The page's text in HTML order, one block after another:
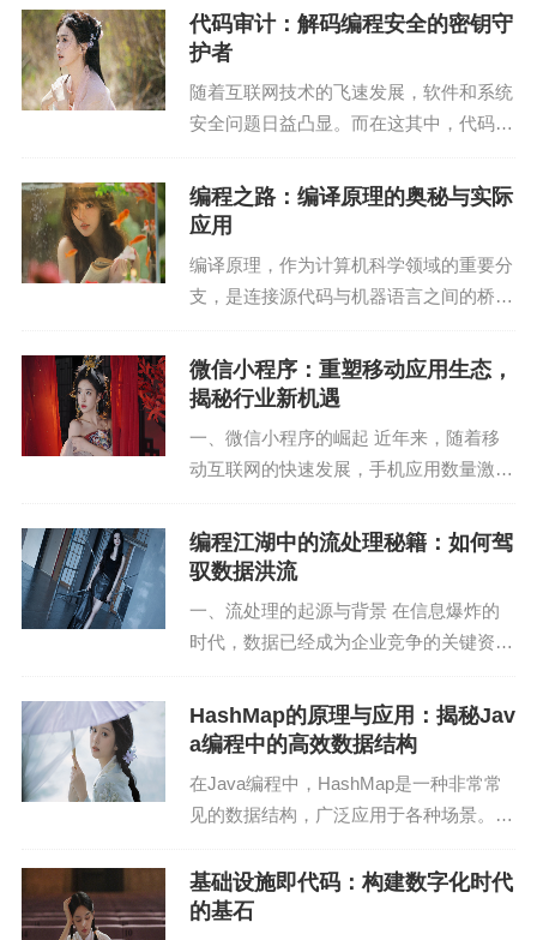
mongoose.connect('mongodb://localhost:27017/my
app', { useNewUrlParser: true, useUnifiedTopology:
true });
3. 定义模型
在Mongoose中，我们首先需要定义一个模型，它是
对MongoDB集合的抽象。以下是一个示例：
```javascript
const Schema = mongoose.Schema;
const userSchema = new Schema({
name: { type: String, required: true },
age: { type: Number, required: true },
email: { type: String, required: true }
});
const User = mongoose.model('User', userSchem
a);
```
代码审计：解码编程安全的密钥守
护者
随着互联网技术的飞速发展，软件和系统
安全问题日益凸显。而在这其中，代码审
钥守护者，守护着编程世界的安全大门。
本文将深入探讨代码审计的意义、方法以
编程之路：编译原理的奥秘与实际
应用
编译原理，作为计算机科学领域的重要分
支，是连接源代码与机器语言之间的桥
化，更深入地影响着编程语言的实现和性
能。本文将从编译原理的基本概念、工作
微信小程序：重塑移动应用生态，
揭秘行业新机遇
一、微信小程序的崛起 近年来，随着移
动互联网的快速发展，手机应用数量激
信小程序应运而生，它以轻量级、无需下
载、即用即走的特点，迅速赢得了广大用
编程江湖中的流处理秘籍：如何驾
驭数据洪流
一、流处理的起源与背景 在信息爆炸的
时代，数据已经成为企业竞争的关键资
的快速发展，数据量呈现出爆炸式增长。
传统的批处理技术已经无法满足实时性、
HashMap的原理与应用：揭秘Jav
a编程中的高效数据结构
在Java编程中，HashMap是一种非常常
见的数据结构，广泛应用于各种场景。它
插入操作。本文将深入探讨HashMap的
原理，并分享一些实际应用场景。 一、H
基础设施即代码：构建数字化时代
的基石